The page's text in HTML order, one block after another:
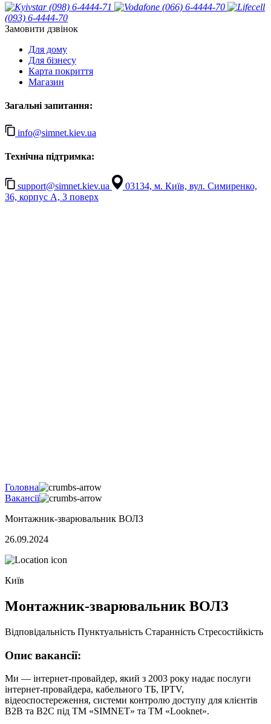
(098) 6-4444-71
(066) 6-4444-70
(093) 6-4444-70
Замовити дзвінок
Для дому
Для бізнесу
Карта покриття
Магазин
Загальні запитання:
info@simnet.kiev.ua
Технічна підтримка:
support@simnet.kiev.ua
03134, м. Київ, вул. Симиренко,
36, корпус А, 3 поверх
Головна
Вакансії
Монтажник-зварювальник ВОЛЗ
26.09.2024
Київ
Монтажник-зварювальник ВОЛЗ
Відповідальність Пунктуальність Старанність Стресостійкість
Опис вакансії:
Ми — інтернет-провайдер, який з 2003 року надає послуги
інтернет-провайдера, кабельного ТБ, IPTV,
відеоспостереження, системи контролю доступу для клієнтів
В2В та В2С під ТМ «SIMNET» та ТМ «Looknet».